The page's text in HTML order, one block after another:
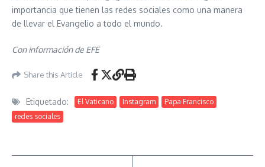
importancia que tienen las redes sociales como una manera
de llevar el Evangelio a todo el mundo.
Con información de EFE
Share this Article
Etiquetado: El Vaticano Instagram
Papa Francisco
redes sociales